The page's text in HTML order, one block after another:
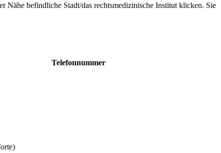
Nähe befindliche Stadt/das rechtsmedizinische Institut klicken. Sie
Telefonnummer